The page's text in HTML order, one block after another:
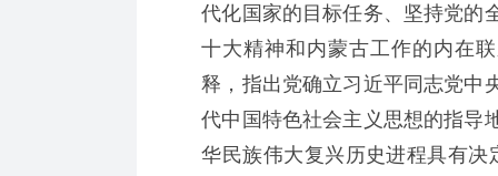
代化国家的目标任务、坚持党的
十大精神和内蒙古工作的内在
释，指出党确立习近平同志党中
代中国特色社会主义思想的指导
华民族伟大复兴历史进程具有